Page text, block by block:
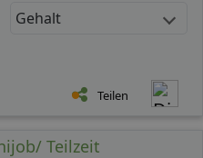
Gehalt
Teilen
Teilzeit